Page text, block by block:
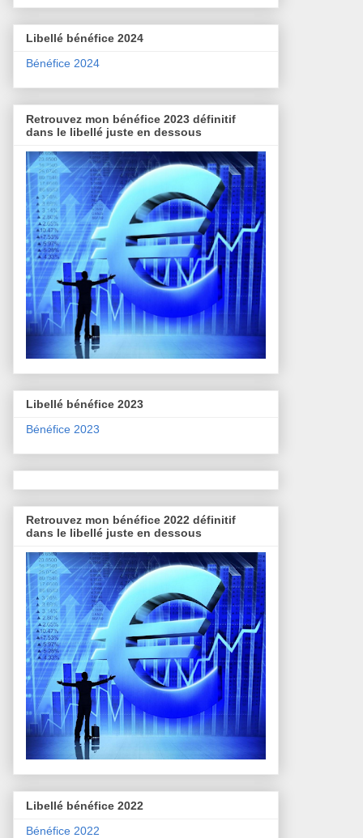
Libellé bénéfice 2024
Bénéfice 2024
Retrouvez mon bénéfice 2023 définitif
dans le libellé juste en dessous
Libellé bénéfice 2023
Bénéfice 2023
Retrouvez mon bénéfice 2022 définitif
dans le libellé juste en dessous
Libellé bénéfice 2022
Bénéfice 2022